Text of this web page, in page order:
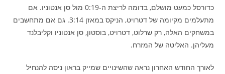
כדורסל כמעט מושלם, בדומה לריצת ה-0:19 מול סן אנטוניו. אם
מתעלמים מקיומה של דטרויט, הניקס במאזן 3:14. גם אם מתחשבים
במשחקים האלה, רק שרלוט, דטרויט, בוסטון, סן אנטוניו וקליבלנד
מעליהן. האליטה של המזרח.
לאורך החודש האחרון נראה שהשינויים שמייק בראון ניסה להנחיל